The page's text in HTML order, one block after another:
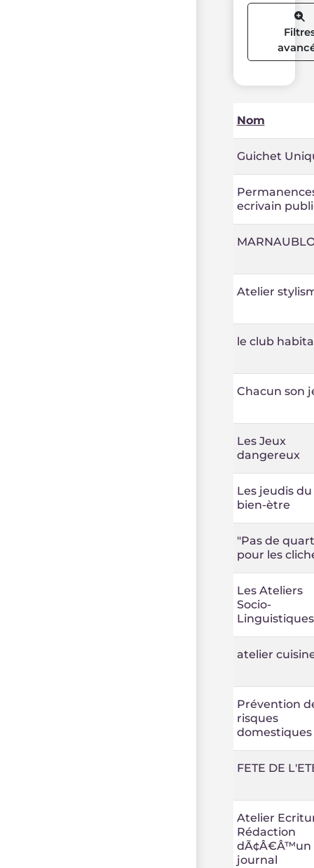
Nom
Guichet
ecrivain
Atelier
le club
Chacun son
Les Jeux
dangereux
Les jeudis du
bien-ètre
"Pas de
pour les
Les Ateliers
Socio-
Linguistiques
atelier
Prévention
risques
domestiques
FETE DE
Atelier
Rédaction
dÃ¢Â€Â™un
journal